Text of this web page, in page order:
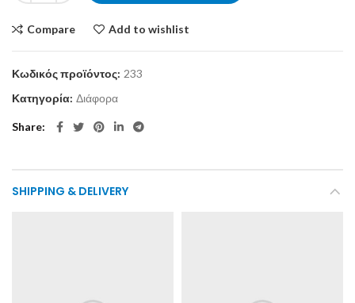
Compare Add to wishlist
Κωδικός προϊόντος: 233
Κατηγορία: Διάφορα
Share
SHIPPING & DELIVERY